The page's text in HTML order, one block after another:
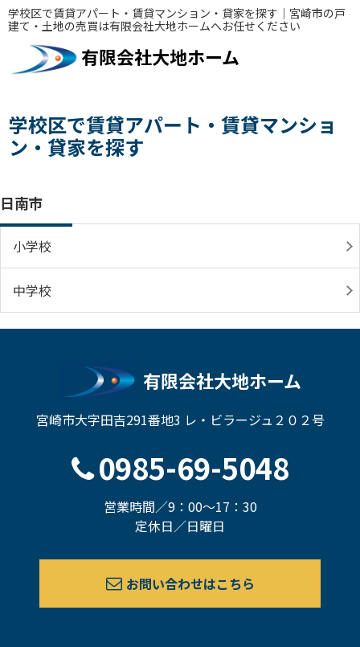
学校区で賃貸アパート・賃貸マンション・貸家を探す｜宮崎市の戸
建て・土地の売買は有限会社大地ホームへお任せください
有限会社大地ホーム
学校区で賃貸アパート・賃貸マンショ
ン・貸家を探す
日南市
小学校
中学校
有限会社大地ホーム
宮崎市大字田吉291番地3 レ・ビラージュ２０２号
0985-69-5048
営業時間／9：00～17：30
定休日／日曜日
お問い合わせはこちら